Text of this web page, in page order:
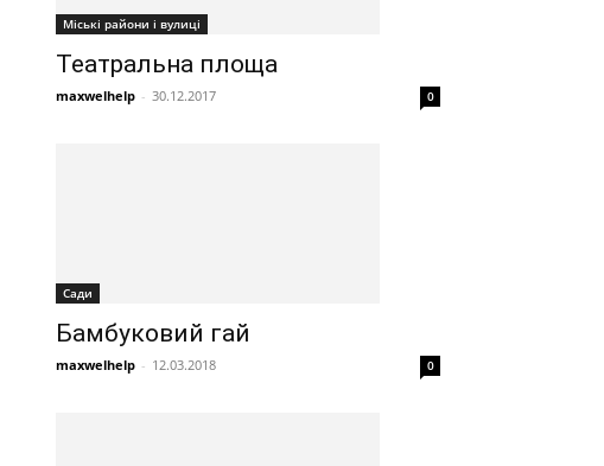
Міські райони і вулиці
Театральна площа
maxwelhelp - 30.12.2017 0
Сади
Бамбуковий гай
maxwelhelp - 12.03.2018 0